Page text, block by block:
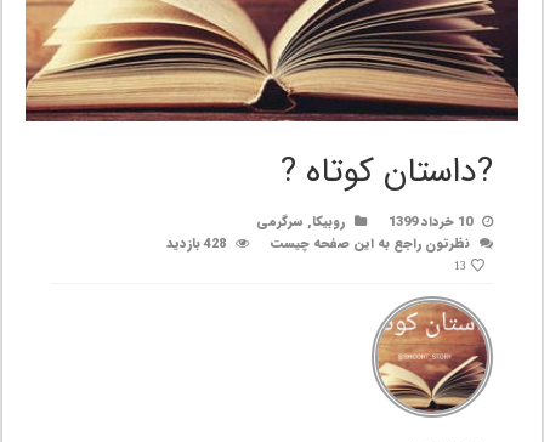
?داستان کوتاه ?
10 خرداد 1399 روبیکا, سرگرمی
نظرتون راجع به این صفحه چیست
428 بازدید
13